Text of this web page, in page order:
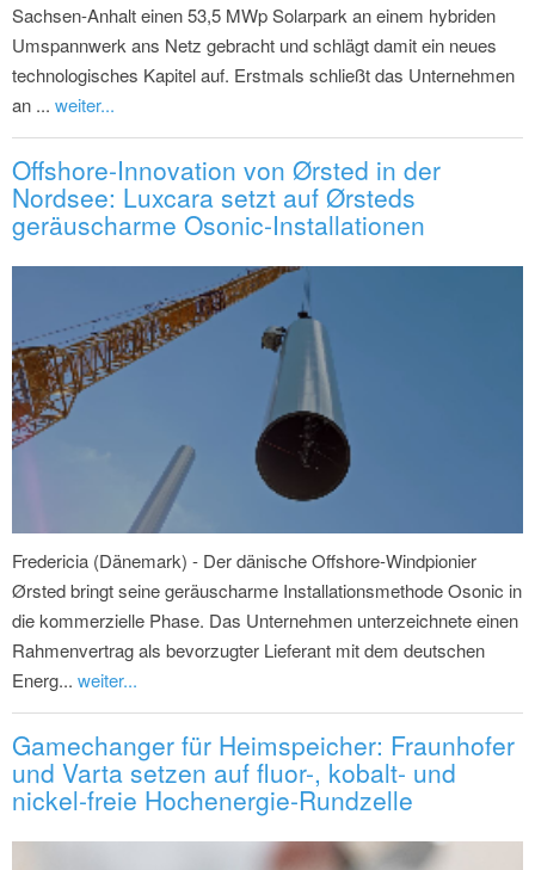
Sachsen-Anhalt einen 53,5 MWp Solarpark an einem hybriden
Umspannwerk ans Netz gebracht und schlägt damit ein neues
technologisches Kapitel auf. Erstmals schließt das Unternehmen
an ... weiter...
Offshore-Innovation von Ørsted in der
Nordsee: Luxcara setzt auf Ørsteds
geräuscharme Osonic-Installationen
Fredericia (Dänemark) - Der dänische Offshore-Windpionier
Ørsted bringt seine geräuscharme Installationsmethode Osonic in
die kommerzielle Phase. Das Unternehmen unterzeichnete einen
Rahmenvertrag als bevorzugter Lieferant mit dem deutschen
Energ... weiter...
Gamechanger für Heimspeicher: Fraunhofer
und Varta setzen auf fluor-, kobalt- und
nickel-freie Hochenergie-Rundzelle